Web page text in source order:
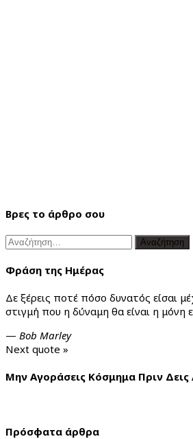
Βρες το άρθρο σου
Αναζήτηση
Φράση της Ημέρας
Δε ξέρεις ποτέ πόσο δυνατός είσαι
στιγμή που η δύναμη θα είναι η μόνη
— Bob Marley
Next quote »
Μην Αγοράσεις Κόσμημα Πριν Δεις
Πρόσφατα άρθρα